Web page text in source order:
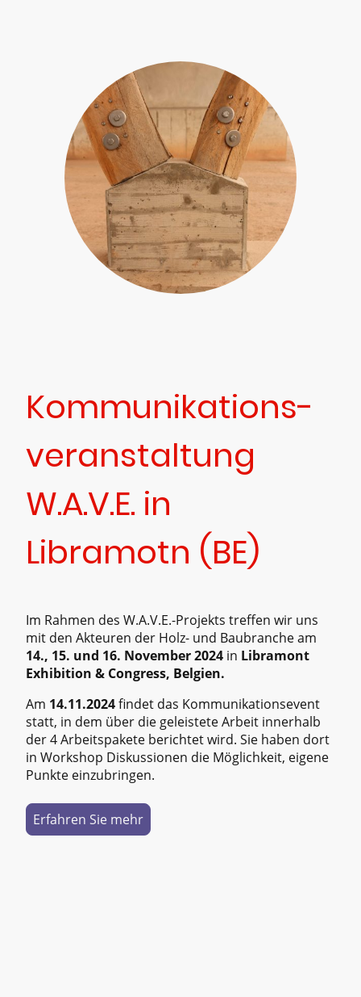
Kommunikations-
veranstaltung
W.A.V.E. in
Libramotn (BE)
Im Rahmen des W.A.V.E.-Projekts treffen wir uns
mit den Akteuren der Holz- und Baubranche am
14., 15. und 16. November 2024 in Libramont
Exhibition & Congress, Belgien.
Am 14.11.2024findet das Kommunikationsevent
statt, in dem über die geleistete Arbeit innerhalb
der 4 Arbeitspakete berichtet wird. Sie haben dort
in Workshop Diskussionen die Möglichkeit, eigene
Punkte einzubringen.
Erfahren Sie mehr